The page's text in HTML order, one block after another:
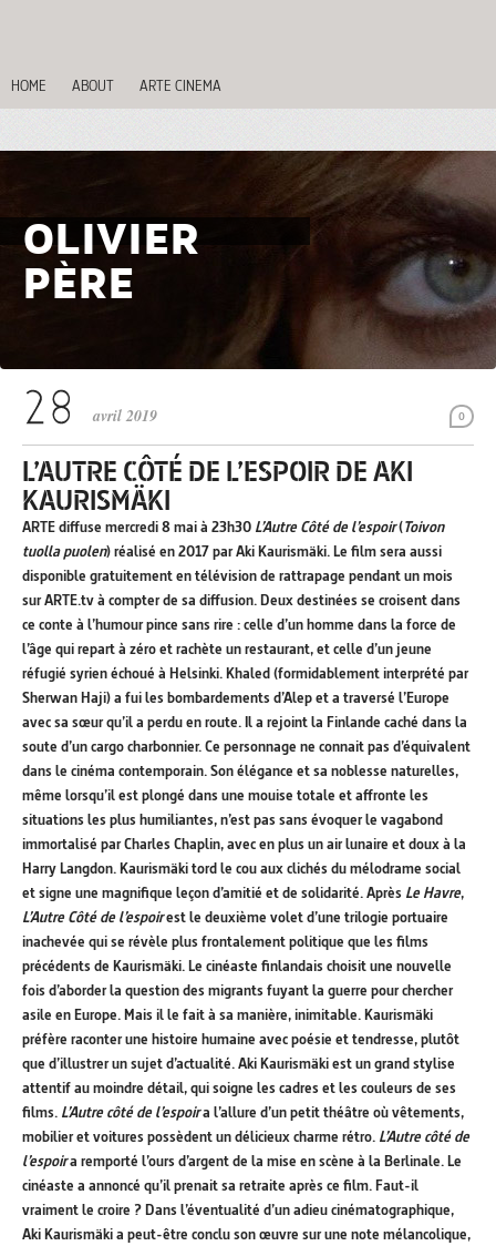
HOME ABOUT ARTE CINEMA
OLIVIER
PÈRE
0
avril 2019
L’AUTRE CÔTÉ DE L’ESPOIR DE AKI
KAURISMÄKI
ARTE diffuse mercredi 8 mai à 23h30 L’Autre Côté de l’espoir(Toivon
tuolla puolen) réalisé en 2017 par Aki Kaurismäki. Le film sera aussi
disponible gratuitement en télévision de rattrapage pendant un mois
sur ARTE.tv à compter de sa diffusion. Deux destinées se croisent dans
ce conte à l’humour pince sans rire : celle d’un homme dans la force de
l’âge qui repart à zéro et rachète un restaurant, et celle d’un jeune
réfugié syrien échoué à Helsinki. Khaled (formidablement interprété par
Sherwan Haji) a fui les bombardements d’Alep et a traversé l’Europe
avec sa sœur qu’il a perdu en route. Il a rejoint la Finlande caché dans la
soute d’un cargo charbonnier. Ce personnage ne connait pas d’équivalent
dans le cinéma contemporain. Son élégance et sa noblesse naturelles,
même lorsqu’il est plongé dans une mouise totale et affronte les
situations les plus humiliantes, n’est pas sans évoquer le vagabond
immortalisé par Charles Chaplin, avec en plus un air lunaire et doux à la
Harry Langdon. Kaurismäki tord le cou aux clichés du mélodrame social
et signe une magnifique leçon d’amitié et de solidarité. Après Le Havre,
L’Autre Côté de l’espoirest le deuxième volet d’une trilogie portuaire
inachevée qui se révèle plus frontalement politique que les films
précédents de Kaurismäki. Le cinéaste finlandais choisit une nouvelle
fois d’aborder la question des migrants fuyant la guerre pour chercher
asile en Europe. Mais il le fait à sa manière, inimitable. Kaurismäki
préfère raconter une histoire humaine avec poésie et tendresse, plutôt
que d’illustrer un sujet d’actualité. Aki Kaurismäki est un grand stylise
attentif au moindre détail, qui soigne les cadres et les couleurs de ses
films. L’Autre côté de l’espoira l’allure d’un petit théâtre où vêtements,
mobilier et voitures possèdent un délicieux charme rétro. L’Autre côté de
l’espoira remporté l’ours d’argent de la mise en scène à la Berlinale. Le
cinéaste a annoncé qu’il prenait sa retraite après ce film. Faut-il
vraiment le croire ? Dans l’éventualité d’un adieu cinématographique,
Aki Kaurismäki a peut-être conclu son œuvre sur une note mélancolique,